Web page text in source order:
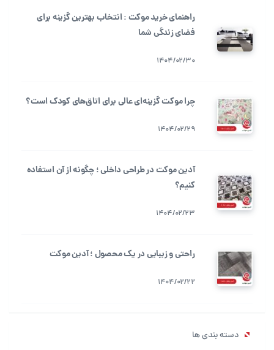
راهنمای خرید موکت : انتخاب بهترین گزینه برای
فضای زندگی شما
1404/02/30
چرا موکت گزینه‌ای عالی برای اتاق‌های کودک است؟
1404/02/29
آدین موکت در طراحی داخلی ؛ چگونه از آن استفاده
کنیم؟
1404/02/23
راحتی و زیبایی در یک محصول ؛ آدین موکت
1404/02/22
دسته بندی ها